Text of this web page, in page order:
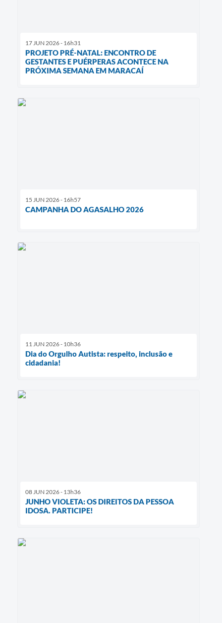
17 JUN 2026 - 16h31
PROJETO PRÉ-NATAL: ENCONTRO DE
GESTANTES E PUÉRPERAS ACONTECE NA
PRÓXIMA SEMANA EM MARACAÍ
15 JUN 2026 - 16h57
CAMPANHA DO AGASALHO 2026
11 JUN 2026 - 10h36
Dia do Orgulho Autista: respeito, inclusão e
cidadania!
08 JUN 2026 - 13h36
JUNHO VIOLETA: OS DIREITOS DA PESSOA
IDOSA. PARTICIPE!